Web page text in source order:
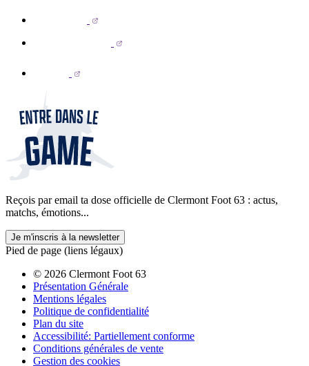
Reçois par email ta dose officielle de Clermont Foot 63 : actus,
matchs, émotions...
Je m'inscris à la newsletter
Pied de page (liens légaux)
© 2026 Clermont Foot 63
Présentation Générale
Mentions légales
Politique de confidentialité
Plan du site
Accessibilité: Partiellement conforme
Conditions générales de vente
Gestion des cookies